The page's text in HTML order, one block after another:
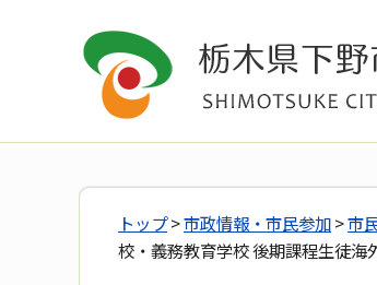
トップ>市政情報・市民参加>市
校・義務教育学校 後期課程生徒海